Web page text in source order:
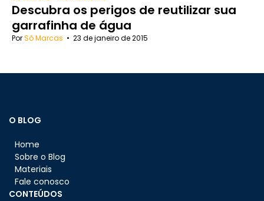
Descubra os perigos de reutilizar sua
garrafinha de água
PorSó Marcas • 23 de janeiro de 2015
O BLOG
Home
Sobre o Blog
Materiais
Fale conosco
CONTEÚDOS